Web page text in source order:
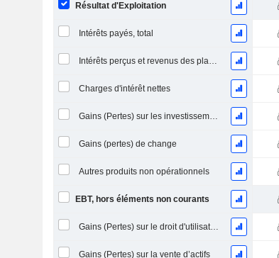
Résultat d'Exploitation
Intérêts payés, total
Intérêts perçus et revenus des placements
Charges d'intérêt nettes
Gains (Pertes) sur les investissements en actions
Gains (pertes) de change
Autres produits non opérationnels
EBT, hors éléments non courants
Gains (Pertes) sur le droit d'utilisation d'actifs
Gains (Pertes) sur la vente d’actifs